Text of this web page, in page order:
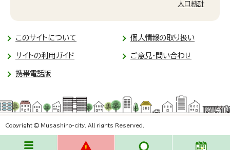
人口統計
このサイトについて 個人情報の取り扱い
サイトの利用ガイド ご意見・問い合わせ
携帯電話版
Copyright © Musashino-city. All rights Reserved.